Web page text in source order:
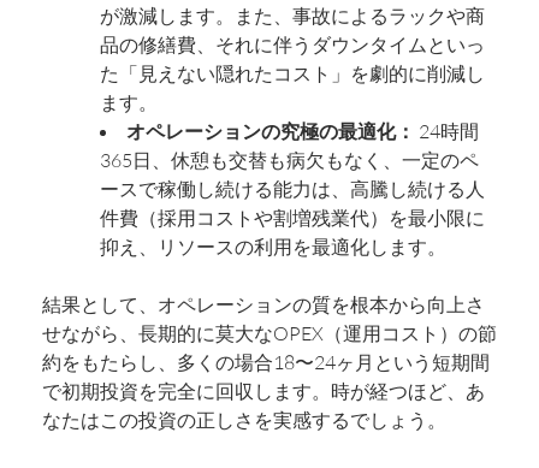
が激減します。また、事故によるラックや商
品の修繕費、それに伴うダウンタイムといっ
た「見えない隠れたコスト」を劇的に削減し
ます。
オペレーションの究極の最適化： 24時間
365日、休憩も交替も病欠もなく、一定のペ
ースで稼働し続ける能力は、高騰し続ける人
件費（採用コストや割増残業代）を最小限に
抑え、リソースの利用を最適化します。
結果として、オペレーションの質を根本から向上さ
せながら、長期的に莫大なOPEX（運用コスト）の節
約をもたらし、多くの場合18〜24ヶ月という短期間
で初期投資を完全に回収します。時が経つほど、あ
なたはこの投資の正しさを実感するでしょう。